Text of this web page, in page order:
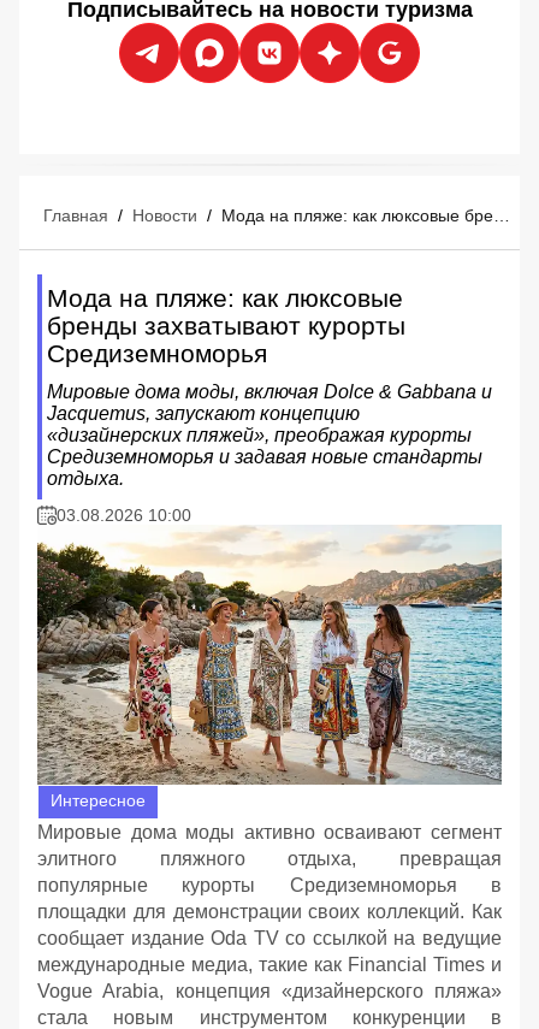
Подписывайтесь на новости туризма
Главная / Новости / Мода на пляже: как люксовые бренды захватывают курорты Средиземноморья
Мода на пляже: как люксовые
бренды захватывают курорты
Средиземноморья
Мировые дома моды, включая Dolce & Gabbana и
Jacquemus, запускают концепцию
«дизайнерских пляжей», преображая курорты
Средиземноморья и задавая новые стандарты
отдыха.
03.08.2026 10:00
Интересное
Мировые дома моды активно осваивают сегмент
элитного пляжного отдыха, превращая
популярные курорты Средиземноморья в
площадки для демонстрации своих коллекций. Как
сообщает издание Oda TV со ссылкой на ведущие
международные медиа, такие как Financial Times и
Vogue Arabia, концепция «дизайнерского пляжа»
стала новым инструментом конкуренции в